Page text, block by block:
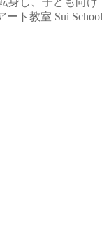
ト教室 Sui School